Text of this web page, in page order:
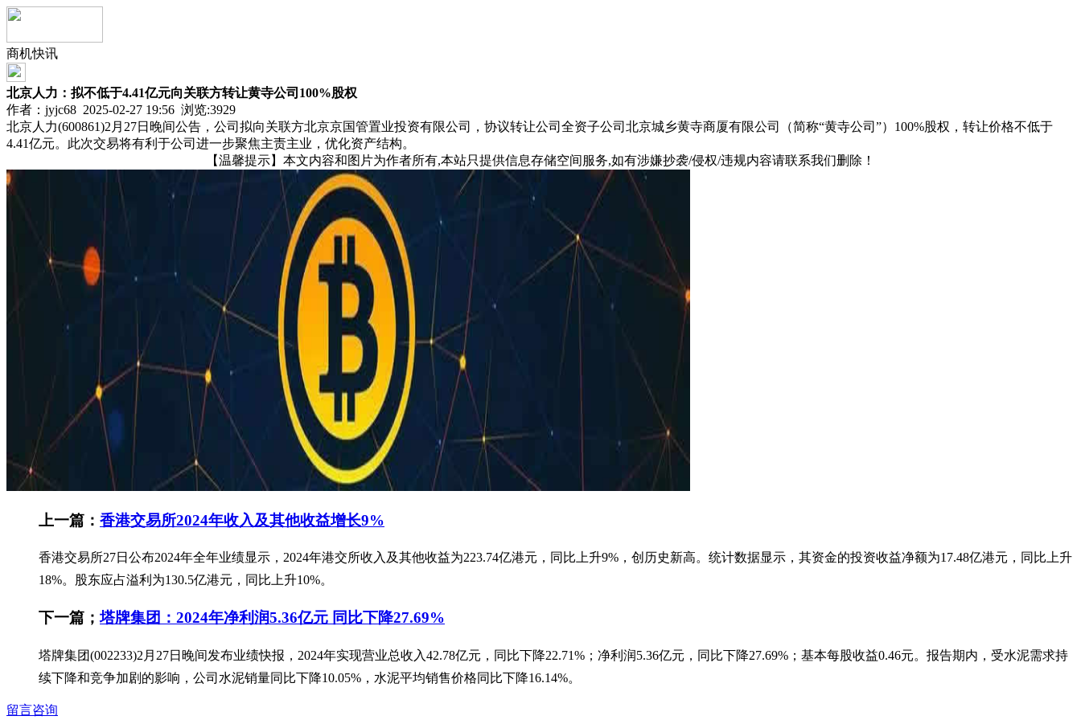
商机快讯
北京人力：拟不低于4.41亿元向关联方转让黄寺公司100%股权
作者：jyjc68 2025-02-27 19:56 浏览:3929
北京人力(600861)2月27日晚间公告，公司拟向关联方北京京国管置业投资有限公司，协议转让公司全资子公司北京城乡黄寺商厦有限公司（简称“黄寺公司”）100%股权，转让价格不低于
4.41亿元。此次交易将有利于公司进一步聚焦主责主业，优化资产结构。
【温馨提示】本文内容和图片为作者所有,本站只提供信息存储空间服务,如有涉嫌抄袭/侵权/违规内容请联系我们删除！
上一篇： 香港交易所2024年收入及其他收益增长9%
香港交易所27日公布2024年全年业绩显示，2024年港交所收入及其他收益为223.74亿港元，同比上升9%，创历史新高。统计数据显示，其资金的投资收益净额为17.48亿港元，同比上升
18%。股东应占溢利为130.5亿港元，同比上升10%。
下一篇；塔牌集团：2024年净利润5.36亿元 同比下降27.69%
塔牌集团(002233)2月27日晚间发布业绩快报，2024年实现营业总收入42.78亿元，同比下降22.71%；净利润5.36亿元，同比下降27.69%；基本每股收益0.46元。报告期内，受水泥需求持
续下降和竞争加剧的影响，公司水泥销量同比下降10.05%，水泥平均销售价格同比下降16.14%。
留言咨询